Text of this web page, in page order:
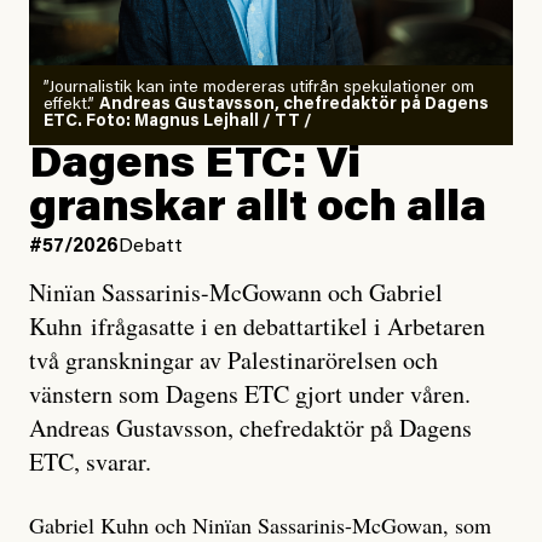
”Journalistik kan inte modereras utifrån spekulationer om
effekt.” Andreas Gustavsson, chefredaktör på Dagens
ETC. Foto: Magnus Lejhall / TT /
Dagens ETC: Vi
granskar allt och alla
#57/2026 Debatt
Ninïan Sassarinis-McGowann och Gabriel
Kuhn ifrågasatte i en debattartikel i Arbetaren
två granskningar av Palestinarörelsen och
vänstern som Dagens ETC gjort under våren.
Andreas Gustavsson, chefredaktör på Dagens
ETC, svarar.
Gabriel Kuhn och Ninïan Sassarinis-McGowan, som